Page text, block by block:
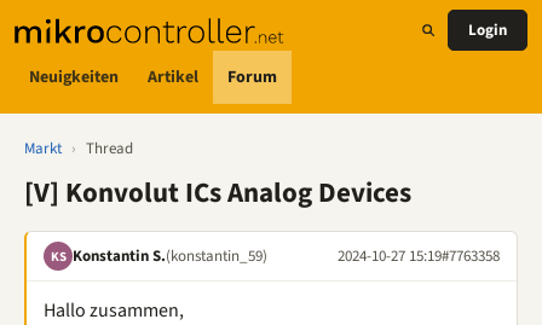
Neuigkeiten Artikel Forum
Login
Markt › Thread
[V] Konvolut ICs Analog Devices
KS Konstantin S.(konstantin_59) 2024-10-27 15:19#7763358
Hallo zusammen,